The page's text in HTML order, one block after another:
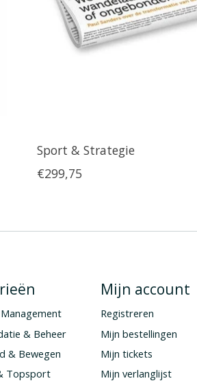
Sport & Strategie
€299,75
& Beheer
& Bewegen
Topsport
Mijn account
Registreren
Mijn bestellingen
Mijn tickets
Mijn verlanglijst